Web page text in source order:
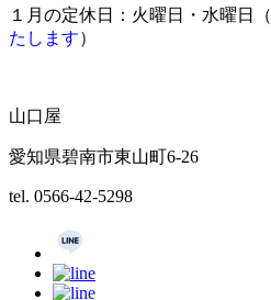
１月の定休日：火曜日・水曜日（
たします）
山口屋
愛知県碧南市東山町6-26
tel. 0566-42-5298